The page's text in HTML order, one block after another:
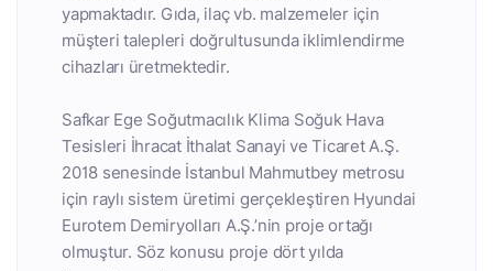
yapmaktadır. Gıda, ilaç vb. malzemeler için
müşteri talepleri doğrultusunda iklimlendirme
cihazları üretmektedir.
Safkar Ege Soğutmacılık Klima Soğuk Hava
Tesisleri İhracat İthalat Sanayi ve Ticaret A.Ş.
2018 senesinde İstanbul Mahmutbey metrosu
için raylı sistem üretimi gerçekleştiren Hyundai
Eurotem Demiryolları A.Ş.’nin proje ortağı
olmuştur. Söz konusu proje dört yılda